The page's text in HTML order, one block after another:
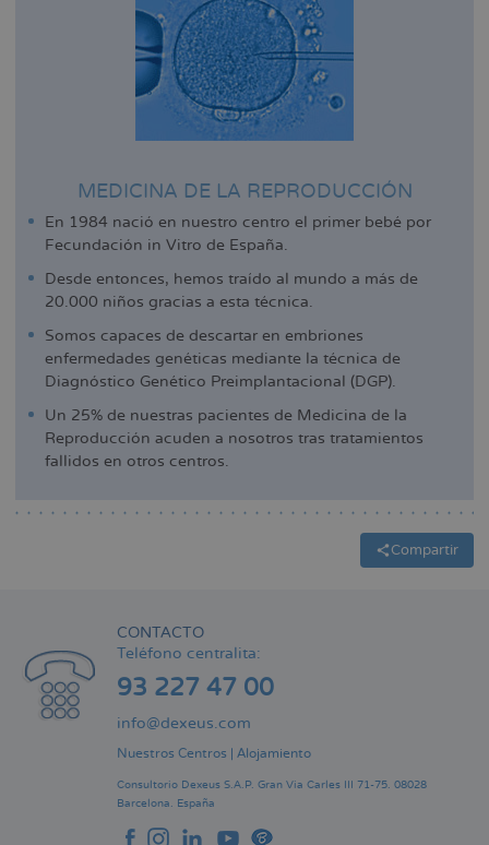
MEDICINA DE LA REPRODUCCIÓN
En 1984 nació en nuestro centro el primer bebé por
Fecundación in Vitro de España.
Desde entonces, hemos traído al mundo a más de
20.000 niños gracias a esta técnica.
Somos capaces de descartar en embriones
enfermedades genéticas mediante la técnica de
Diagnóstico Genético Preimplantacional (DGP).
Un 25% de nuestras pacientes de Medicina de la
Reproducción acuden a nosotros tras tratamientos
fallidos en otros centros.
Compartir
CONTACTO
Teléfono centralita:
93 227 47 00
info@dexeus.com
Nuestros Centros Alojamiento
Consultorio Dexeus S.A.P. Gran Via Carles III 71-75. 08028
Barcelona. España